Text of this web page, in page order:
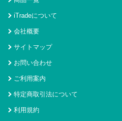
iTradeについて
会社概要
サイトマップ
お問い合わせ
ご利用案内
特定商取引法について
利用規約